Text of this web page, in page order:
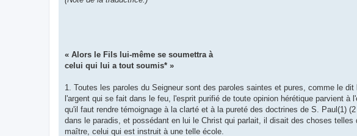
« Alors le Fils lui-même se soumettra à
celui qui lui a tout soumis* »
1. Toutes les paroles du Seigneur sont des paroles saintes et pures, comme le
l'argent qui se fait dans le feu, l'esprit purifié de toute opinion hérétique parvient
qu'il faut rendre témoignage à la clarté et à la pureté des doctrines de S. Paul(1)
dans le paradis, et possédant en lui le Christ qui parlait, il disait des choses
maître, celui qui est instruit à une telle école.